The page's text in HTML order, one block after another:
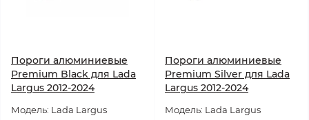
Пороги алюминиевые
Premium Black для Lada
Largus 2012-2024
Модель: Lada Largus
Пороги алюминиевые
Premium Silver для Lada
Largus 2012-2024
Модель: Lada Largus